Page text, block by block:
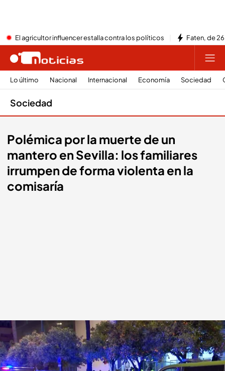
El agricultor influencer estalla contra los políticos Faten, de
Lo último Nacional Internacional Economía Sociedad
Sociedad
Polémica por la muerte de un
mantero en Sevilla: los familiares
irrumpen de forma violenta en la
comisaría
Polémica por la muerte de un mantero de 43 años en Sevilla
Redacción digital Noticias Cuatro
30 DIC 2024 - 17:03h.